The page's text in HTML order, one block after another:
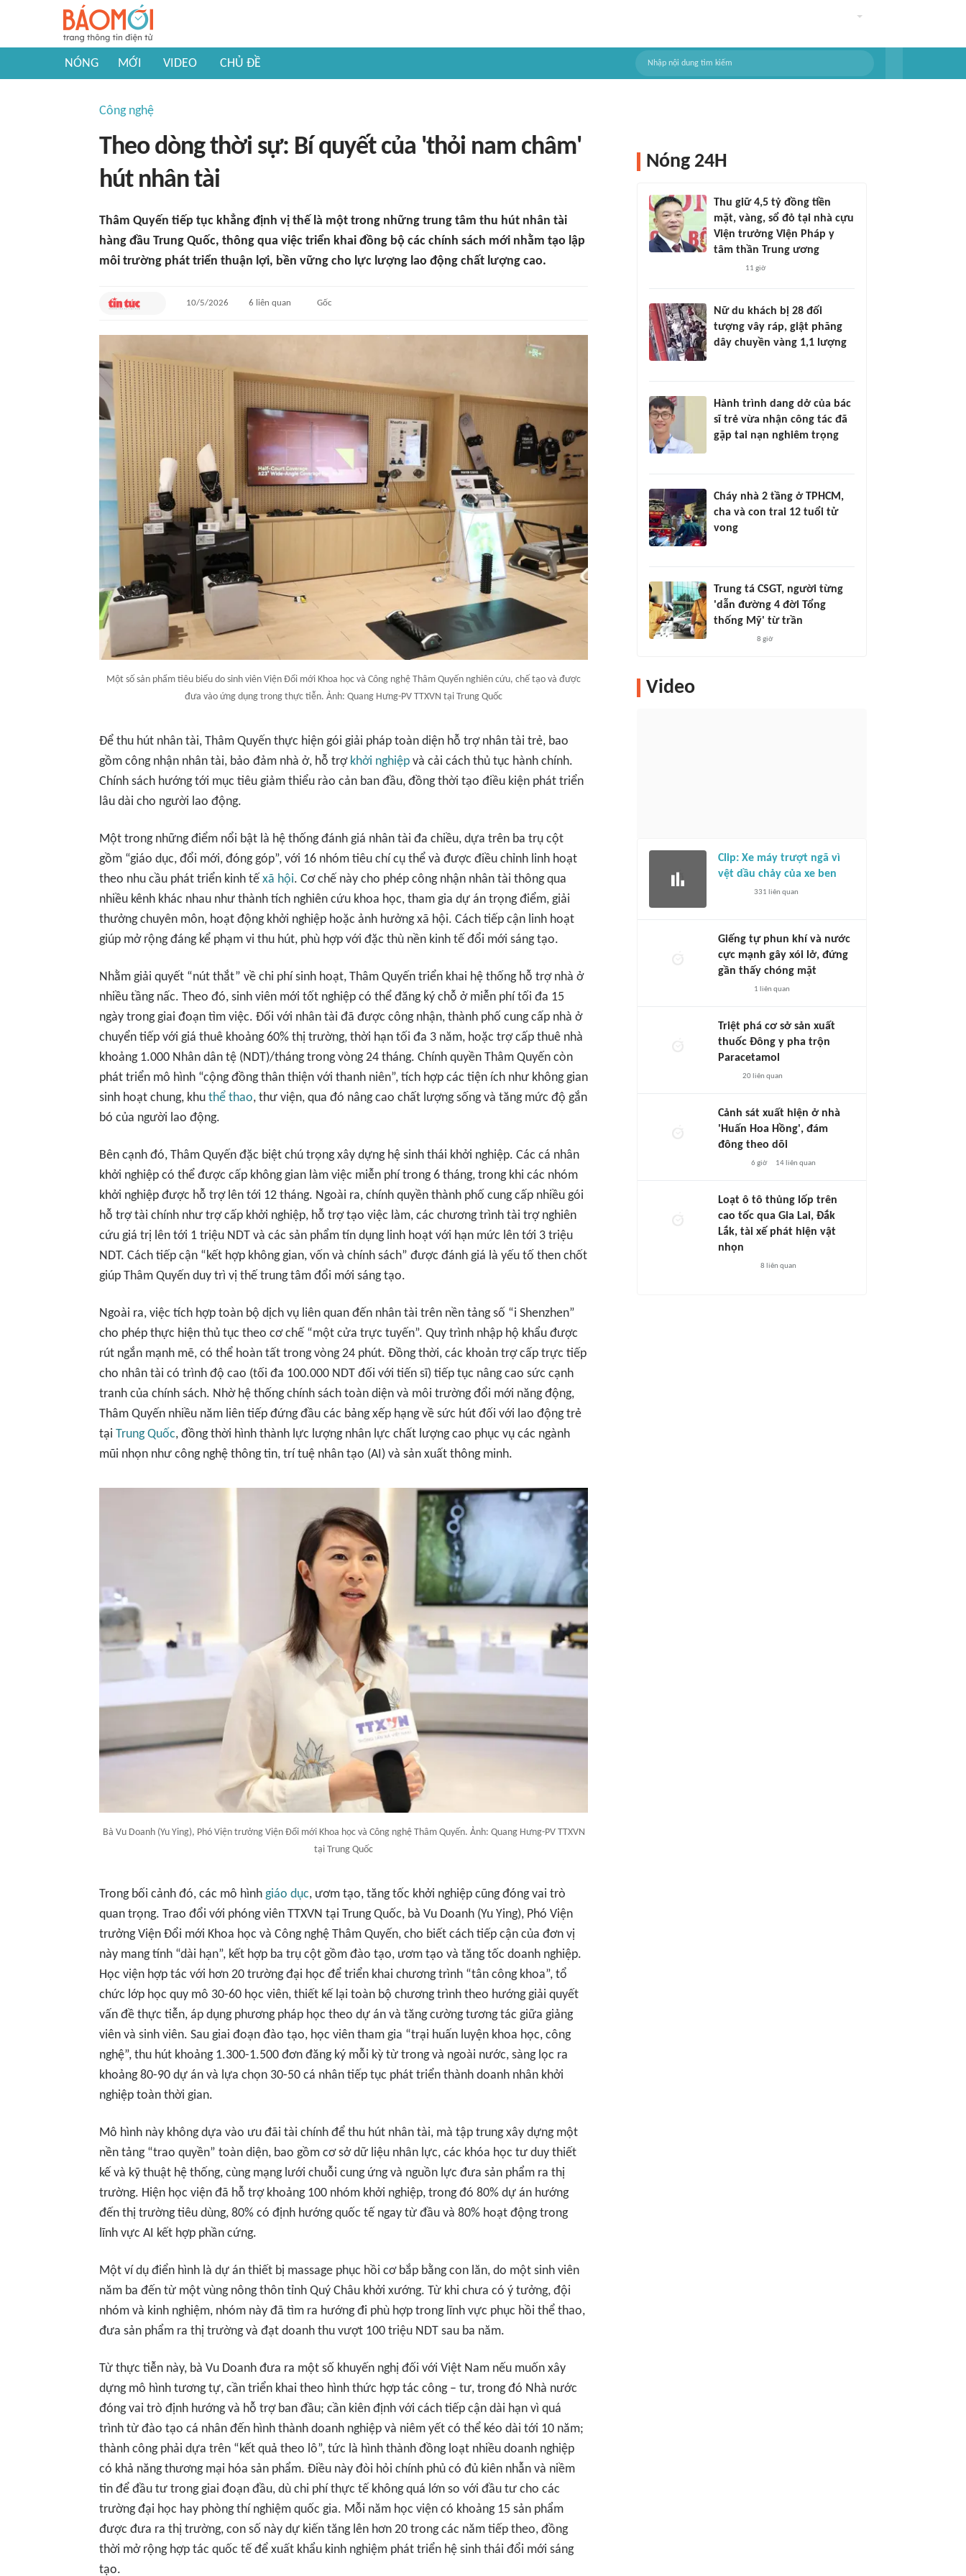
NÓNG MỚI VIDEO CHỦ ĐỀ
Công nghệ
Theo dòng thời sự: Bí quyết của 'thỏi nam châm'
hút nhân tài
Thâm Quyến tiếp tục khẳng định vị thế là một trong những trung tâm thu hút nhân tài
hàng đầu Trung Quốc, thông qua việc triển khai đồng bộ các chính sách mới nhằm tạo lập
môi trường phát triển thuận lợi, bền vững cho lực lượng lao động chất lượng cao.
10/5/2026 6 liên quan Gốc
Một số sản phẩm tiêu biểu do sinh viên Viện Đổi mới Khoa học và Công nghệ Thâm Quyến nghiên cứu, chế tạo và được
đưa vào ứng dụng trong thực tiễn. Ảnh: Quang Hưng-PV TTXVN tại Trung Quốc
Để thu hút nhân tài, Thâm Quyến thực hiện gói giải pháp toàn diện hỗ trợ nhân tài trẻ, bao
gồm công nhận nhân tài, bảo đảm nhà ở, hỗ trợ khởi nghiệp và cải cách thủ tục hành chính.
Chính sách hướng tới mục tiêu giảm thiểu rào cản ban đầu, đồng thời tạo điều kiện phát triển
lâu dài cho người lao động.
Một trong những điểm nổi bật là hệ thống đánh giá nhân tài đa chiều, dựa trên ba trụ cột
gồm “giáo dục, đổi mới, đóng góp”, với 16 nhóm tiêu chí cụ thể và được điều chỉnh linh hoạt
theo nhu cầu phát triển kinh tế xã hội. Cơ chế này cho phép công nhận nhân tài thông qua
nhiều kênh khác nhau như thành tích nghiên cứu khoa học, tham gia dự án trọng điểm, giải
thưởng chuyên môn, hoạt động khởi nghiệp hoặc ảnh hưởng xã hội. Cách tiếp cận linh hoạt
giúp mở rộng đáng kể phạm vi thu hút, phù hợp với đặc thù nền kinh tế đổi mới sáng tạo.
Nhằm giải quyết “nút thắt” về chi phí sinh hoạt, Thâm Quyến triển khai hệ thống hỗ trợ nhà ở
nhiều tầng nấc. Theo đó, sinh viên mới tốt nghiệp có thể đăng ký chỗ ở miễn phí tối đa 15
ngày trong giai đoạn tìm việc. Đối với nhân tài đã được công nhận, thành phố cung cấp nhà ở
chuyển tiếp với giá thuê khoảng 60% thị trường, thời hạn tối đa 3 năm, hoặc trợ cấp thuê nhà
khoảng 1.000 Nhân dân tệ (NDT)/tháng trong vòng 24 tháng. Chính quyền Thâm Quyến còn
phát triển mô hình “cộng đồng thân thiện với thanh niên”, tích hợp các tiện ích như không gian
sinh hoạt chung, khu thể thao, thư viện, qua đó nâng cao chất lượng sống và tăng mức độ gắn
bó của người lao động.
Bên cạnh đó, Thâm Quyến đặc biệt chú trọng xây dựng hệ sinh thái khởi nghiệp. Các cá nhân
khởi nghiệp có thể được cấp không gian làm việc miễn phí trong 6 tháng, trong khi các nhóm
khởi nghiệp được hỗ trợ lên tới 12 tháng. Ngoài ra, chính quyền thành phố cung cấp nhiều gói
hỗ trợ tài chính như trợ cấp khởi nghiệp, hỗ trợ tạo việc làm, các chương trình tài trợ nghiên
cứu giá trị lên tới 1 triệu NDT và các sản phẩm tín dụng linh hoạt với hạn mức lên tới 3 triệu
NDT. Cách tiếp cận “kết hợp không gian, vốn và chính sách” được đánh giá là yếu tố then chốt
giúp Thâm Quyến duy trì vị thế trung tâm đổi mới sáng tạo.
Ngoài ra, việc tích hợp toàn bộ dịch vụ liên quan đến nhân tài trên nền tảng số “i Shenzhen”
cho phép thực hiện thủ tục theo cơ chế “một cửa trực tuyến”. Quy trình nhập hộ khẩu được
rút ngắn mạnh mẽ, có thể hoàn tất trong vòng 24 phút. Đồng thời, các khoản trợ cấp trực tiếp
cho nhân tài có trình độ cao (tối đa 100.000 NDT đối với tiến sĩ) tiếp tục nâng cao sức cạnh
tranh của chính sách. Nhờ hệ thống chính sách toàn diện và môi trường đổi mới năng động,
Thâm Quyến nhiều năm liên tiếp đứng đầu các bảng xếp hạng về sức hút đối với lao động trẻ
tại Trung Quốc, đồng thời hình thành lực lượng nhân lực chất lượng cao phục vụ các ngành
mũi nhọn như công nghệ thông tin, trí tuệ nhân tạo (AI) và sản xuất thông minh.
Bà Vu Doanh (Yu Ying), Phó Viện trưởng Viện Đổi mới Khoa học và Công nghệ Thâm Quyến. Ảnh: Quang Hưng-PV TTXVN
tại Trung Quốc
Trong bối cảnh đó, các mô hình giáo dục, ươm tạo, tăng tốc khởi nghiệp cũng đóng vai trò
quan trọng. Trao đổi với phóng viên TTXVN tại Trung Quốc, bà Vu Doanh (Yu Ying), Phó Viện
trưởng Viện Đổi mới Khoa học và Công nghệ Thâm Quyến, cho biết cách tiếp cận của đơn vị
này mang tính “dài hạn”, kết hợp ba trụ cột gồm đào tạo, ươm tạo và tăng tốc doanh nghiệp.
Học viện hợp tác với hơn 20 trường đại học để triển khai chương trình “tân công khoa”, tổ
chức lớp học quy mô 30-60 học viên, thiết kế lại toàn bộ chương trình theo hướng giải quyết
vấn đề thực tiễn, áp dụng phương pháp học theo dự án và tăng cường tương tác giữa giảng
viên và sinh viên. Sau giai đoạn đào tạo, học viên tham gia “trại huấn luyện khoa học, công
nghệ”, thu hút khoảng 1.300-1.500 đơn đăng ký mỗi kỳ từ trong và ngoài nước, sàng lọc ra
khoảng 80-90 dự án và lựa chọn 30-50 cá nhân tiếp tục phát triển thành doanh nhân khởi
nghiệp toàn thời gian.
Mô hình này không dựa vào ưu đãi tài chính để thu hút nhân tài, mà tập trung xây dựng một
nền tảng “trao quyền” toàn diện, bao gồm cơ sở dữ liệu nhân lực, các khóa học tư duy thiết
kế và kỹ thuật hệ thống, cùng mạng lưới chuỗi cung ứng và nguồn lực đưa sản phẩm ra thị
trường. Hiện học viện đã hỗ trợ khoảng 100 nhóm khởi nghiệp, trong đó 80% dự án hướng
đến thị trường tiêu dùng, 80% có định hướng quốc tế ngay từ đầu và 80% hoạt động trong
lĩnh vực AI kết hợp phần cứng.
Một ví dụ điển hình là dự án thiết bị massage phục hồi cơ bắp bằng con lăn, do một sinh viên
năm ba đến từ một vùng nông thôn tỉnh Quý Châu khởi xướng. Từ khi chưa có ý tưởng, đội
nhóm và kinh nghiệm, nhóm này đã tìm ra hướng đi phù hợp trong lĩnh vực phục hồi thể thao,
đưa sản phẩm ra thị trường và đạt doanh thu vượt 100 triệu NDT sau ba năm.
Từ thực tiễn này, bà Vu Doanh đưa ra một số khuyến nghị đối với Việt Nam nếu muốn xây
dựng mô hình tương tự, cần triển khai theo hình thức hợp tác công – tư, trong đó Nhà nước
đóng vai trò định hướng và hỗ trợ ban đầu; cần kiên định với cách tiếp cận dài hạn vì quá
trình từ đào tạo cá nhân đến hình thành doanh nghiệp và niêm yết có thể kéo dài tới 10 năm;
thành công phải dựa trên “kết quả theo lô”, tức là hình thành đồng loạt nhiều doanh nghiệp
có khả năng thương mại hóa sản phẩm. Điều này đòi hỏi chính phủ có đủ kiên nhẫn và niềm
tin để đầu tư trong giai đoạn đầu, dù chi phí thực tế không quá lớn so với đầu tư cho các
trường đại học hay phòng thí nghiệm quốc gia. Mỗi năm học viện có khoảng 15 sản phẩm
được đưa ra thị trường, con số này dự kiến tăng lên hơn 20 trong các năm tiếp theo, đồng
thời mở rộng hợp tác quốc tế để xuất khẩu kinh nghiệm phát triển hệ sinh thái đổi mới sáng
tạo.
Nóng 24H
Thu giữ 4,5 tỷ đồng tiền
mặt, vàng, sổ đỏ tại nhà cựu
Viện trưởng Viện Pháp y
tâm thần Trung ương
11 giờ
Nữ du khách bị 28 đối
tượng vây ráp, giật phăng
dây chuyền vàng 1,1 lượng
Hành trình dang dở của bác
sĩ trẻ vừa nhận công tác đã
gặp tai nạn nghiêm trọng
Cháy nhà 2 tầng ở TPHCM,
cha và con trai 12 tuổi tử
vong
Trung tá CSGT, người từng
'dẫn đường 4 đời Tổng
thống Mỹ' từ trần
8 giờ
Video
Clip: Xe máy trượt ngã vì
vệt dầu chảy của xe ben
331 liên quan
Giếng tự phun khí và nước
cực mạnh gây xói lở, đứng
gần thấy chóng mặt
1 liên quan
Triệt phá cơ sở sản xuất
thuốc Đông y pha trộn
Paracetamol
20liên quan
Cảnh sát xuất hiện ở nhà
'Huấn Hoa Hồng', đám
đông theo dõi
6 giờ 14liên quan
Loạt ô tô thủng lốp trên
cao tốc qua Gia Lai, Đắk
Lắk, tài xế phát hiện vật
nhọn
8 liên quan